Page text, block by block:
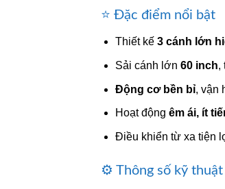
⭐ Đặc điểm nổi bật
Thiết kế 3 cánh lớn
Sải cánh lớn 60 inch,
Động cơ bền bỉ, vận
Hoạt động êm ái, ít
Điều khiển từ xa tiện
⚙️ Thông số kỹ thuật